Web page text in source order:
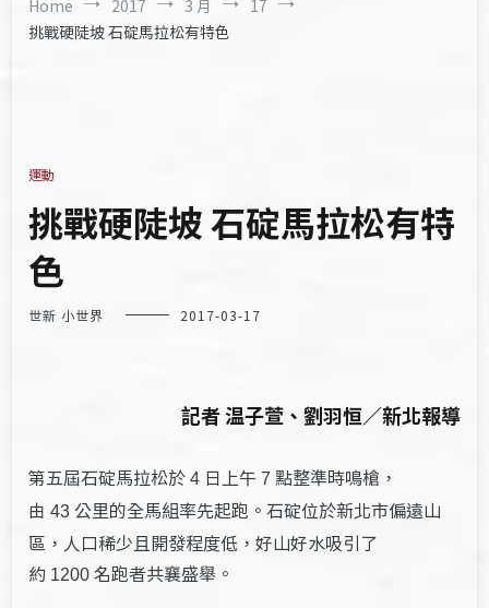
Home 2017 3 月
17
挑戰硬陡坡 石碇馬拉松有特色
運動
挑戰硬陡坡 石碇馬拉松有特
色
世新 小世界 2017-03-17
記者 温子萱、劉羽恒／新北報導
第五屆石碇馬拉松於4 日上午7 點整準時鳴槍，
由43公里的全馬組率先起跑。石碇位於新北市偏遠山
區，人口稀少且開發程度低，好山好水吸引了
約 1200名跑者共襄盛舉。